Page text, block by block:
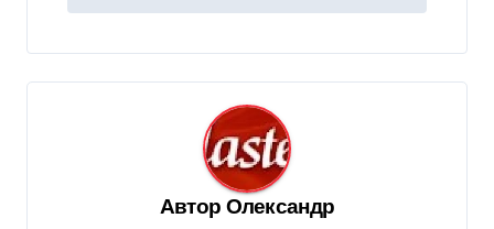
ц
Автор Олександр